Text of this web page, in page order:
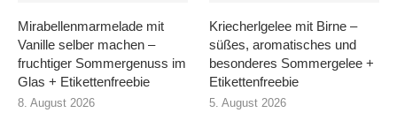
Mirabellenmarmelade mit
Vanille selber machen –
fruchtiger Sommergenuss im
Glas + Etikettenfreebie
8. August 2026
Kriecherlgelee mit Birne –
süßes, aromatisches und
besonderes Sommergelee +
Etikettenfreebie
5. August 2026